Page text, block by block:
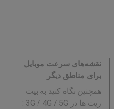
نقشه‌های سرعت موبایل
برای مناطق دیگر
همچنین نگاه کنید به بیت
ریت ها در 3G / 4G / 5G
: